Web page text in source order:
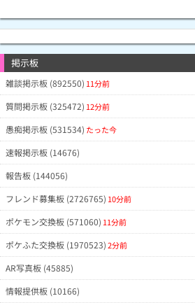
掲示板
雑談掲示板 (892550) 11分前
質問掲示板 (325472) 12分前
愚痴掲示板 (531534) たった今
速報掲示板 (14676)
報告板 (144056)
フレンド募集板 (2726765) 10分前
ポケモン交換板 (571060) 11分前
ポケふた交換板 (1970523)2分前
AR写真板 (45885)
情報提供板 (10166)